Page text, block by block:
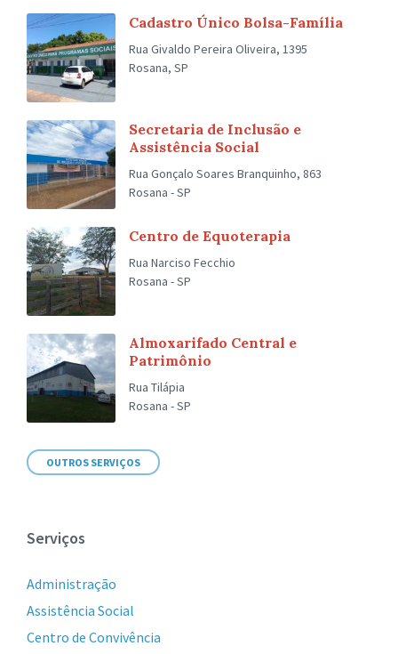
Cadastro Único Bolsa-Família
Rua Givaldo Pereira Oliveira, 1395
Rosana, SP
Secretaria de Inclusão e
Assistência Social
Rua Gonçalo Soares Branquinho, 863
Rosana - SP
Centro de Equoterapia
Rua Narciso Fecchio
Rosana - SP
Almoxarifado Central e
Patrimônio
Rua Tilápia
Rosana - SP
OUTROS SERVIÇOS
Serviços
Administração
Assistência Social
Centro de Convivência